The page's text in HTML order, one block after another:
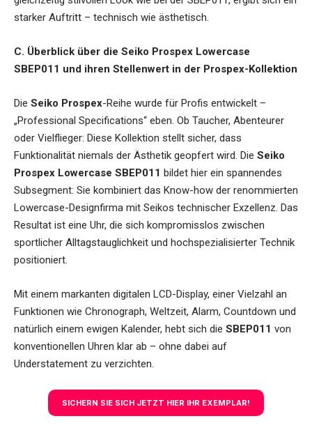
starker Auftritt – technisch wie ästhetisch.
C. Überblick über die Seiko Prospex Lowercase
SBEP011 und ihren Stellenwert in der Prospex-Kollektion
Die Seiko Prospex-Reihe wurde für Profis entwickelt –
„Professional Specifications“ eben. Ob Taucher, Abenteurer
oder Vielflieger: Diese Kollektion stellt sicher, dass
Funktionalität niemals der Ästhetik geopfert wird. Die Seiko
Prospex Lowercase SBEP011 bildet hier ein spannendes
Subsegment: Sie kombiniert das Know-how der renommierten
Lowercase-Designfirma mit Seikos technischer Exzellenz. Das
Resultat ist eine Uhr, die sich kompromisslos zwischen
sportlicher Alltagstauglichkeit und hochspezialisierter Technik
positioniert.
Mit einem markanten digitalen LCD-Display, einer Vielzahl an
Funktionen wie Chronograph, Weltzeit, Alarm, Countdown und
natürlich einem ewigen Kalender, hebt sich die SBEP011 von
konventionellen Uhren klar ab – ohne dabei auf
Understatement zu verzichten.
SICHERN SIE SICH JETZT HIER IHR EXEMPLAR!